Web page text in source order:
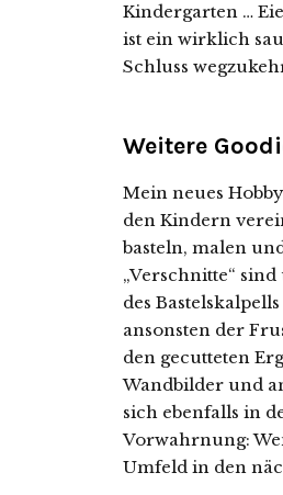
Kindergarten …
ist ein wirklich
Schluss
Weitere
Mein neues
den Kindern
basteln, malen
„Verschnitte“
des
ansonsten der
den gecutteten
Wandbilder und
sich ebenfalls in
Vorwahrnung:
Umfeld in den